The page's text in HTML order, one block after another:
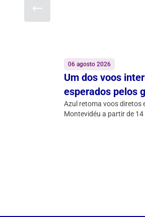
06 agosto 2026
Um dos voos
esperados pelos
volta
Azul retoma voos diretos
Montevidéu a partir de